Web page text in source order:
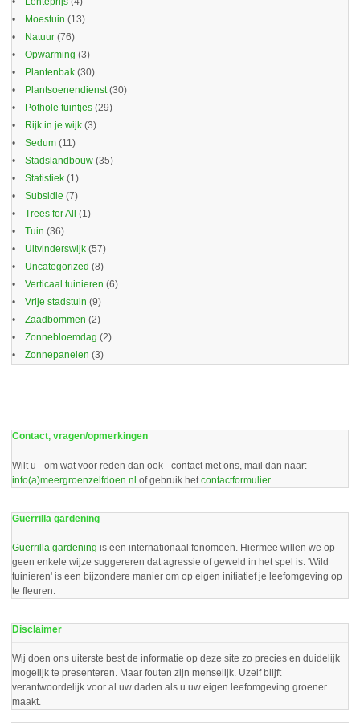
Moestuin (13)
Natuur (76)
Opwarming (3)
Plantenbak (30)
Plantsoenendienst(30)
Pothole tuintjes (29)
Rijk in je wijk (3)
Sedum (11)
Stadslandbouw (35)
Statistiek (1)
Subsidie (7)
Trees for All
(1)
Tuin (36)
Uitvinderswijk (57)
Uncategorized (8)
Verticaal tuinieren (6)
Vrije stadstuin (9)
Zaadbommen (2)
Zonnebloemdag (2)
Zonnepanelen (3)
Contact, vragen/opmerkingen
Wilt u - om wat voor reden dan ook - contact met ons, mail dan naar:
info(a)meergroenzelfdoen.nl of gebruik het contactformulier
Guerrilla gardening
Guerrilla gardening is een internationaal fenomeen. Hiermee willen we op
geen enkele wijze suggereren dat agressie of geweld in het spel is. 'Wild
tuinieren' is een bijzondere manier om op eigen initiatief je leefomgeving op
te fleuren.
Disclaimer
Wij doen ons uiterste best de informatie op deze site zo precies en duidelijk
mogelijk te presenteren. Maar fouten zijn menselijk. Uzelf blijft
verantwoordelijk voor al uw daden als u uw eigen leefomgeving groener
maakt.